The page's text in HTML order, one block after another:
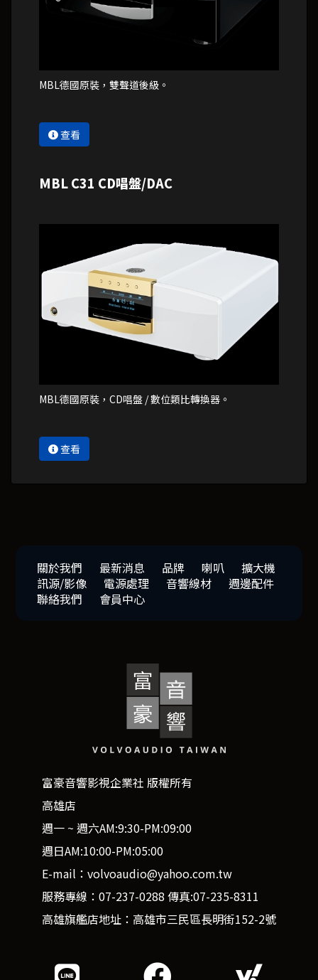
MBL德國原裝，雙聲道後級。
查看
MBL德國原裝，CD唱盤 / 數位類比轉換器。
查看
MBL C31 CD唱盤/DAC
關於我們 最新消息 品牌 喇叭
擴大機
訊源/影像
電源處理 音響線材
週邊配件
聯絡我們
會員中心
富豪音響影視企業社 版權所有
高雄店
週一 ~ 週六AM:9:30-PM:09:00
週日AM:10:00-PM:05:00
E-mail：volvoaudio@yahoo.com.tw
服務專線：07-237-0288 傳真:07-235-8311
高雄旗艦店地址：高雄市三民區長明街152-2號